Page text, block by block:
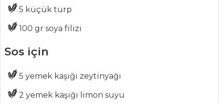
TATLILAR
KAKAOLU
Apple Cheese Ice
DOLGULU KREM
5 küçük turp
100 gr soya filizi
Sos için
5 yemek kaşığı zeytinyağı
2 yemek kaşığı limon suyu